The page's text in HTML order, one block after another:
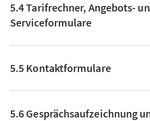
5.4 Tarifrechner, Angebots-
Serviceformulare
5.5 Kontaktformulare
5.6 Gesprächsaufzeichnung